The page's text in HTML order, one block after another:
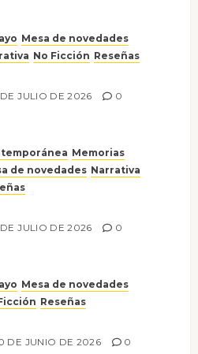
Mesa de novedades
No Ficción Reseñas
JULIO DE 2026 0
Memorias
de novedades Narrativa
JULIO DE 2026 0
Mesa de novedades
Reseñas
DE JUNIO DE 2026 0